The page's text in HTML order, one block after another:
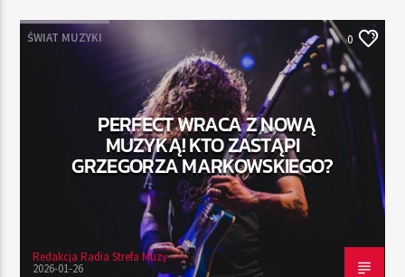
ŚWIAT MUZYKI 0
PERFECT WRACA Z NOWĄ
MUZYKĄ! KTO ZASTĄPI
GRZEGORZA MARKOWSKIEGO?
Redakcja Radia Strefa Muzy
2026-01-26